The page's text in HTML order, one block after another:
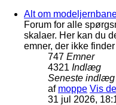
Alt om
Forum for alle
skalaer. Her kan du
emner, der ikke
747 Emner
4321 Indlæg
Seneste indlæg
af moppe Vis
31 jul 2026,